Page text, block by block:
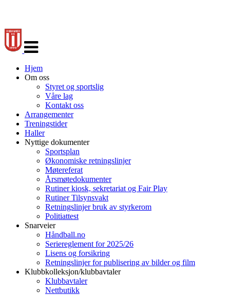
navigasjon
Hjem
Om oss
Styret og sportslig
Våre lag
Kontakt oss
Arrangementer
Treningstider
Haller
Nyttige dokumenter
Sportsplan
Økonomiske retningslinjer
Møtereferat
Årsmøtedokumenter
Rutiner kiosk, sekretariat og Fair Play
Rutiner Tilsynsvakt
Retningslinjer bruk av styrkerom
Politiattest
Snarveier
Håndball.no
Seriereglement for 2025/26
Lisens og forsikring
Retningslinjer for publisering av bilder og film
Klubbkolleksjon/klubbavtaler
Klubbavtaler
Nettbutikk